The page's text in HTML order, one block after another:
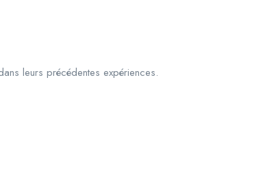
leurs précédentes expériences.